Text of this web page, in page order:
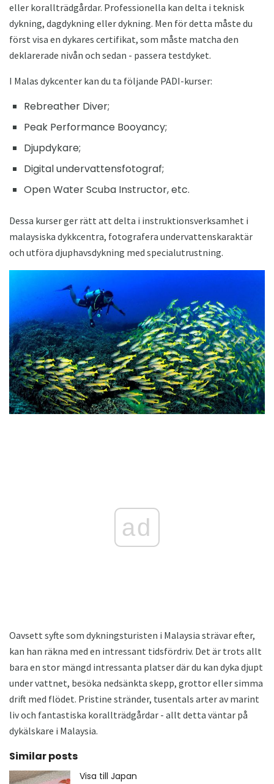
eller korallträdgårdar. Professionella kan delta i teknisk
dykning, dagdykning eller dykning. Men för detta måste du
först visa en dykares certifikat, som måste matcha den
deklarerade nivån och sedan - passera testdyket.
I Malas dykcenter kan du ta följande PADI-kurser:
Rebreather Diver;
Peak Performance Booyancy;
Djupdykare;
Digital undervattensfotograf;
Open Water Scuba Instructor, etc.
Dessa kurser ger rätt att delta i instruktionsverksamhet i
malaysiska dykkcentra, fotografera undervattenskaraktär
och utföra djuphavsdykning med specialutrustning.
ad
Oavsett syfte som dykningsturisten i Malaysia strävar efter,
kan han räkna med en intressant tidsfördriv. Det är trots allt
bara en stor mängd intressanta platser där du kan dyka djupt
under vattnet, besöka nedsänkta skepp, grottor eller simma
drift med flödet. Pristine stränder, tusentals arter av marint
liv och fantastiska korallträdgårdar - allt detta väntar på
dykälskare i Malaysia.
Similar posts
Visa till Japan